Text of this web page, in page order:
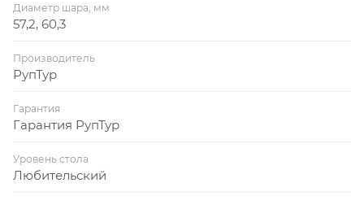
Диаметр шара, мм
57,2, 60,3
Производитель
РупТур
Гарантия
Гарантия РупТур
Уровень стола
Любительский